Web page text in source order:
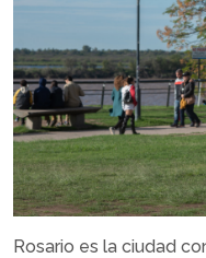
Rosario es la ciudad